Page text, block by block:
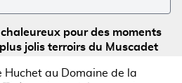
pour des moments
jolis terroirs du Muscadet
Huchet au Domaine de la